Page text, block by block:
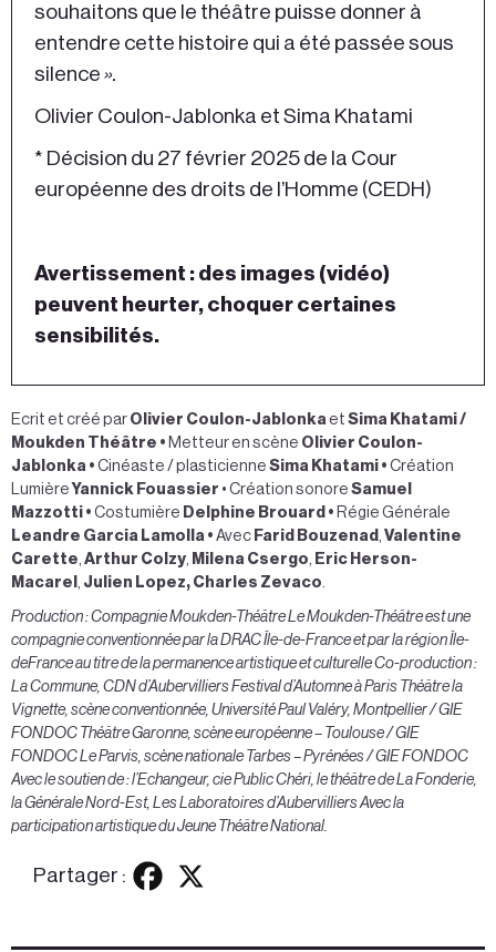
souhaitons que le théâtre puisse donner à
entendre cette histoire qui a été passée sous
silence ».
Olivier Coulon-Jablonka et Sima Khatami
* Décision du 27 février 2025 de la Cour
européenne des droits de l’Homme (CEDH)
Avertissement : des images (vidéo)
peuvent heurter, choquer certaines
sensibilités.
Ecrit et créé par Olivier Coulon-Jablonka et Sima Khatami /
Moukden Théâtre • Metteur en scène Olivier Coulon-
Jablonka • Cinéaste / plasticienne Sima Khatami • Création
Lumière Yannick Fouassier • Création sonore Samuel
Mazzotti • Costumière Delphine Brouard • Régie Générale
Leandre Garcia Lamolla • Avec Farid Bouzenad , Valentine
Carette, Arthur Colzy, Milena Csergo, Eric Herson-
Macarel , Julien Lopez, Charles Zevaco.
Production : Compagnie Moukden-Théâtre Le Moukden-Théâtre est une
compagnie conventionnée par la DRAC Île-de-France et par la région Île-
deFrance au titre de la permanence artistique et culturelle Co-production :
La Commune, CDN d’Aubervilliers Festival d’Automne à Paris Théâtre la
Vignette, scène conventionnée, Université Paul Valéry, Montpellier / GIE
FONDOC Théâtre Garonne, scène européenne – Toulouse / GIE
FONDOC Le Parvis, scène nationale Tarbes – Pyrénées / GIE FONDOC
Avec le soutien de : l’Echangeur, cie Public Chéri, le théâtre de La Fonderie,
la Générale Nord-Est, Les Laboratoires d’Aubervilliers Avec la
participation artistique du Jeune Théâtre National.
Partager :